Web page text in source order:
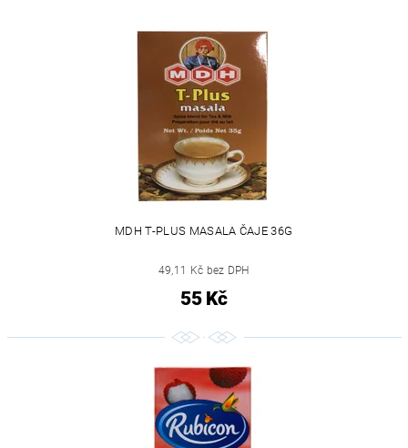
MDH T-PLUS MASALA ČAJE 36G
49,11 Kč bez DPH
55 Kč